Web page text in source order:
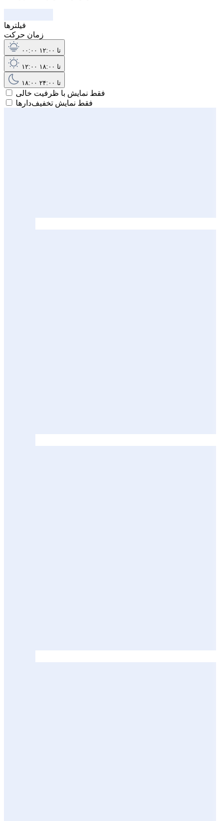
فیلترها
زمان حرکت
۰۰:۰۰ تا ۱۲:۰۰
۱۲:۰۰ تا ۱۸:۰۰
۱۸:۰۰ تا ۲۴:۰۰
فقط نمایش با ظرفیت خالی
فقط نمایش تخفیف‌دارها